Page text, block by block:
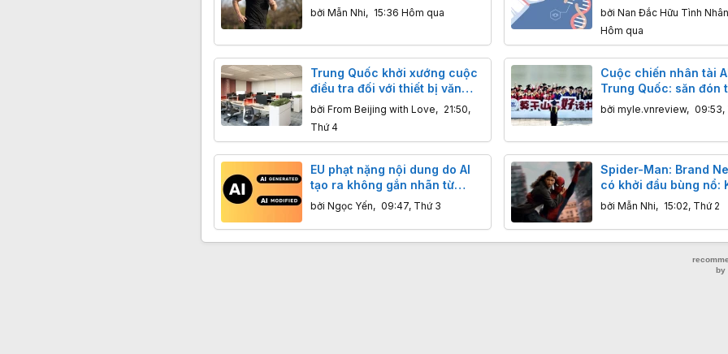
tháng không cần giặt?
bởi Mẫn Nhi, 15:36 Hôm qua
nhận thêm ca tử vong
bởi Nan Đắc Hữu Tình Nhân
Hôm qua
Trung Quốc khởi xướng cuộc
điều tra đối với thiết bị văn
phòng in ấn và photocopy
nhập khẩu
bởi From Beijing with Love, 21:50,
Thứ 4
Cuộc chiến nhân tài
Trung Quốc: săn đón
chưa tốt nghiệp, lương
bởi myle.vnreview, 09:53,
EU phạt nặng nội dung do AI
tạo ra không gắn nhãn từ
ngày 02/08/2026
bởi Ngọc Yến, 09:47, Thứ 3
Spider-Man: Brand
có khởi đầu bùng nổ:
giả không ngán phim
hùng, chỉ ngán phim
bởi Mẫn Nhi, 15:02, Thứ 2